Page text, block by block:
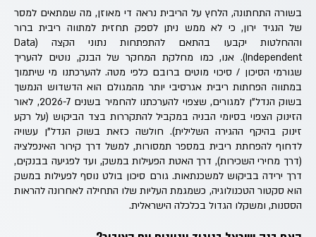
בשורה התחתונה, הלחץ על הריבית נראה די מאוזן, מה שמתאים למסר
של הנגיד ירון, כי לא ממש ניתן לספק תחזית למתווה ריבית ברור
וההחלטות יקבעו בהתאם להתפתחות נתוני הקצה (Data
Independent). אנו, כמו מחלקת המחקר של הבנק, נוטים להעריך
שגורמי הסיכון / סיכוי מוטים ברובם כלפי מטה. להערכתנו מי שיתמוך
במתווה הפחתות ריבית אגרסיבי יותר מהמגולם הוא הדשדוש הנמשך
בשוק הנדל"ן למגורים, שצפוי להערכתנו להחמיר בשנים 2026-7, לאור
הזינוק הצפוי בסיומי הבניה במקביל להתקררות בצד הביקוש (על רקע
זינוק בהיקף ההגירה השלילית). חולשה כזאת בשוק הנדל"ן עשויה
לדחוף להפחתת ריבית במספר תמסורות, למשל דרך קירור האינפלציה
(דרך מחירי השכירות), דרך האטת הפעילות במשק, ועד לפגיעה בבנקים,
דרך ירידה בביקוש למשכנתאות. גורם סיכון בולט נוסף לפעילות במשק
הוא סקטור הטכנולוגיה, כשמגמת העליות שלו התחילה לאחרונה להראות
הססנות, ומשקלו הגדול בכלכלה הישראלית.